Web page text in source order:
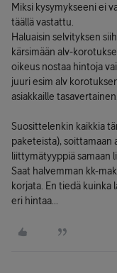
Miksi kysymykseeni ei
täällä vastattu.
Haluaisin selvityksen
kärsimään alv-
oikeus nostaa hintoja
juuri esim alv
asiakkaille tasavertainen.
Suosittelenkin kaikkia
paketeista), soittamaan
liittymätyyppiä samaan
Saat halvemman kk-
korjata. En tiedä kuinka
eri hintaa...